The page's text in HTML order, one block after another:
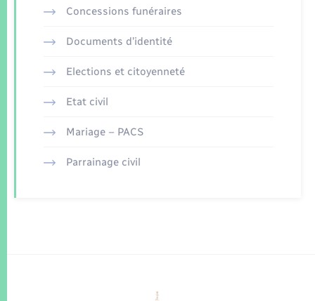
Concessions funéraires
Documents d’identité
Elections et citoyenneté
Etat civil
Mariage – PACS
Parrainage civil